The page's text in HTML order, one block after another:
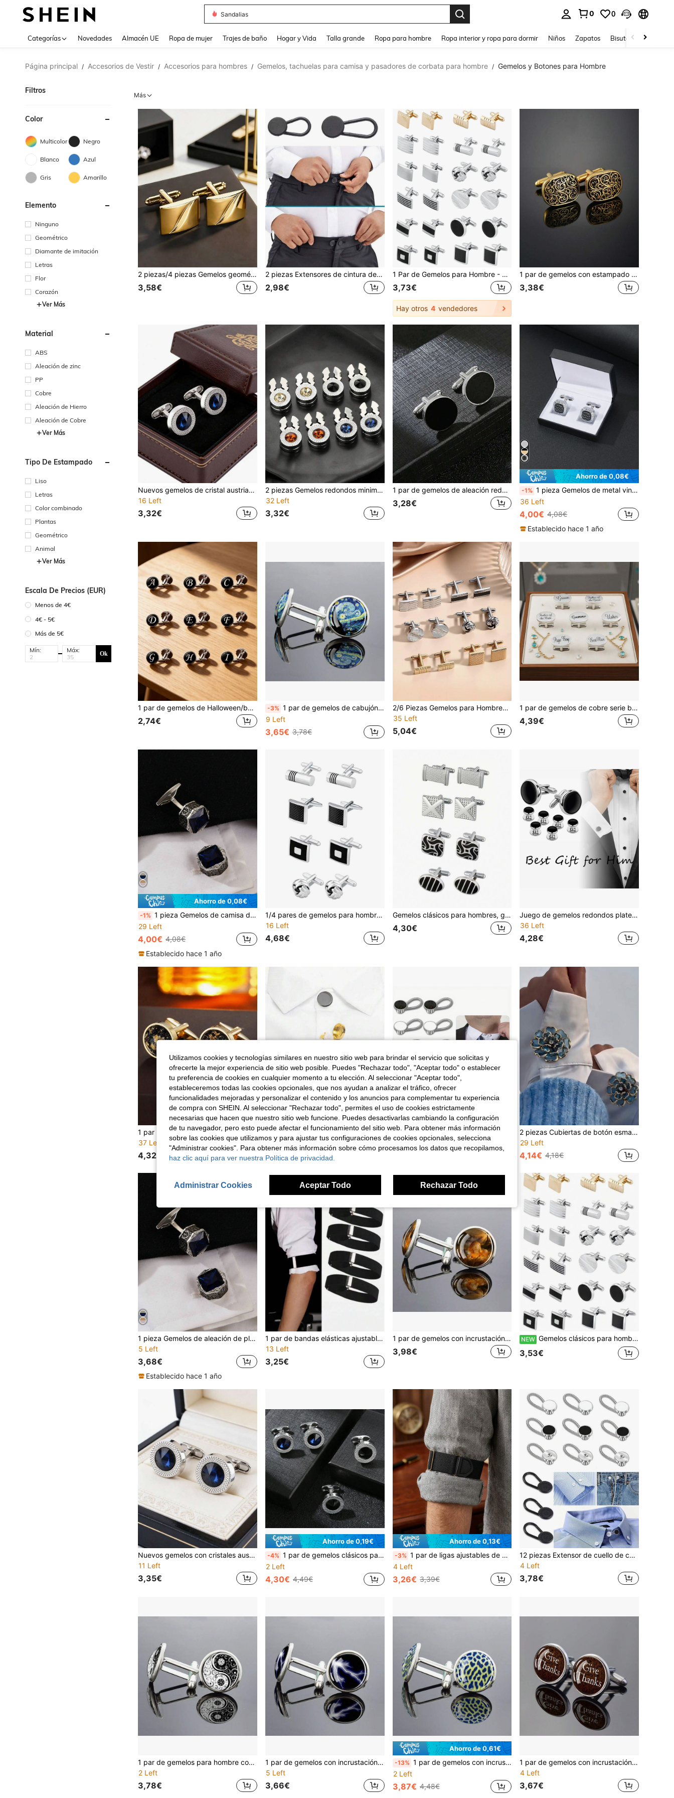
Tops
0 0
Categorías Novedades Almacén UE Ropa de mujer Trajes de baño Hogar y Vida Talla grande Ropa para hombre Ropa interior y ropa para dormir Niños Zapatos Bisutería Y
Página principal / Accesorios de Vestir / Accesorios para hombres / Gemelos, tachuelas para camisa y pasadores de corbata para hombre / Gemelos y Botones para Hombre
Filtros
Color
Multicolor Negro
Blanco Azul
Gris Amarillo
Elemento
Ninguno
Geométrico
Diamante de imitación
Letras
Flor
Corazón
Ver Más
Material
ABS
Aleación de zinc
PP
Cobre
Aleación de Hierro
Aleación de Cobre
Ver Más
Tipo De Estampado
Liso
Letras
Color combinado
Plantas
Geométrico
Animal
Ver Más
Escala De Precios (EUR)
Menos de 4€
4€ - 5€
Más de 5€
Mín: Máx: Ok
Más
2 piezas/4 piezas Gemelos geométricos brillantes de cobre, gemelos de camisa franceses de color oro y plata para hombres, adecuados para fiesta, compromiso, negocios, uso diario
3,58€
2 piezas Extensores de cintura de pantalón negro, Extensores de cintura ajustables multifuncionales de goma suave, regalo ideal para hombres, escolares, elegantes, casuales, de negocios y de temporada de bodas para el novio y los padrinos
2,98€
1 Par de Gemelos para Hombre - Diseños Clásicos en Tonos Plateado, Dorado y Negro a Rayas, Formas Circulares y Rectangulares. Gemelos para Camisa, Traje, Boda, Novio, Negocios y Regalo Elegante para Papá y Escuela
3,73€
Hay otros 4 vendedores
1 par de gemelos con estampado geométrico de moda, accesorio elegante como regalo para hombres en ocasiones escolares, casuales, de negocios y bodas, ideal para el novio y padrinos de boda
3,38€
Nuevos gemelos de cristal austriaco para hombres, diseño minimalista y hueco con giro, adecuados para bodas, fiestas, vacaciones y uso diario
16 Left
3,32€
2 piezas Gemelos redondos minimalistas con diseño de tortuga, gemelos redondos planos de negocios franceses para camisas de hombre
32 Left
3,32€
1 par de gemelos de aleación redondos esmaltados para hombres, de color negro elegante y casual, un regalo de temporada de boda perfecto para el novio y los padrinos
3,28€
Ahorro de 0,08€
-1% 1 pieza Gemelos de metal vintage plateados con diseño de rayas de ondas de agua redondas para fijar y decorar los puños de la camisa, adecuados para uso diario casual, escuela, negocios, bodas, regalo para el novio y padrinos
36 Left
4,00€ 4,08€
Establecido hace 1 año
1 par de gemelos de Halloween/boda para hombre con 26 letras del alfabeto inglés y piedras preciosas, accesorios de moda creativos para camisa francesa, gemelos de novio para temporada de bodas
2,74€
-3% 1 par de gemelos de cabujón de vidrio con la pintura famosa de Van Gogh La Noche Estrellada para traje y camisa de hombre
9 Left
3,65€ 3,78€
2/6 Piezas Gemelos para Hombres Plateados y Negros, Joyería de Acero Premium, Conjunto Elegante y Sofisticado Ideal para Boda, Fiesta, Ceremonia
35 Left
5,04€
1 par de gemelos de cobre serie boda para novio, novia, suegro, suegra y primos con nombre, gemelos franceses para camisa
4,39€
Ahorro de 0,08€
-1% 1 pieza Gemelos de camisa de aleación de plata con zafiro azul profundo para hombres, desmontables y fijables, adecuados para fiestas, ocasiones formales, escuela, elegantes, negocios casuales y como regalo de boda para el novio y padrinos
29 Left
4,00€ 4,08€
Establecido hace 1 año
1/4 pares de gemelos para hombre, gemelos de tono clásico, gemelos plateados con rayas negras, gemelos de disco, cuadrados y rectangulares, gemelos para camisa y traje de hombre
16 Left
4,68€
Gemelos clásicos para hombres, gemelos de disco cuadrado rectangular a rayas plateadas para camisas, trajes, joyería o accesorios de hombre para boda, novio, negocios, regalo elegante
4,30€
Juego de gemelos redondos plateados negros y botones de camisa de vestir para hombre, joyería formal para bodas y negocios, regalo para él
36 Left
4,28€
1 par de gemelos redondos de lujo con cielo estrellado en lámina dorada y negro, gemelos de camisa francesa chapados en oro para hombres, accesorios elegantes para negocios, bodas y eventos formales
37 Left
4,32€
Ahorro de 0,12€
-2% 2/10 piezas Base decorativa de hebilla con botón a presión portátil para camisa y gemelos, DIY
4,20€ 4,32€
11 Left
2 piezas Cubiertas de botón esmaltadas con flor azul, botones de puño desmontables con clip, adornos elegantes de flores para camisas, botones removibles sin coser para blusas, accesorios de joyería de moda para mujeres
29 Left
4,14€ 4,18€
1 pieza Gemelos de aleación de plata con piedra preciosa azul profundo para hombres, accesorios desmontables para puños de camisa adecuados para fiestas y reuniones
5 Left
3,68€
Establecido hace 1 año
1 par de bandas elásticas ajustables para brazos, sujetador de mangas de camisa antideslizante, accesorios de ropa para mujer y hombre, para fiestas y bodas
13 Left
3,25€
1 par de gemelos con incrustación de vidrio, diseño artístico de escena de huevo, elegante accesorio de moda para hombre, regalo, forma redonda clásica, estilo sofisticado
3,98€
NEW Gemelos clásicos para hombres, adecuados para camisas, trajes y otras ocasiones, regalo elegante para bodas, novios, ocasiones de negocios, Día del Padre y también ideal para la escuela
3,53€
Nuevos gemelos con cristales austriacos de rinoceronte incrustados, diseño minimalista hueco retorcido, adecuados para bodas, fiestas, vacaciones y uso diario
11 Left
3,35€
Ahorro de 0,19€
-4% 1 par de gemelos clásicos para hombre con marco texturizado plateado y cristal, redondos con lentejuelas azules y negras, set de lujo decorativo adecuado para negocios, bodas, fiestas y regalos de aniversario
2 Left
4,30€ 4,49€
Ahorro de 0,13€
-3% 1 par de ligas ajustables de nailon elástico unisex, bandas para el brazo antideslizantes para negocios, sujetadores de puños franceses, correas para mangas de camarero
4 Left
3,26€ 3,39€
12 piezas Extensor de cuello de camisa para hombres, extensor de botón elástico adecuado para camisas de vestir, corbatas y camisas de vestir para hombres, extensor de cuello de media talla, botones de novedad para hombres, extensor de puño
4 Left
3,78€
1 par de gemelos para hombre con patrón Bagua Yin Yang Tai Chi, redondos de metal, para camisa de vestir, accesorios de traje para negocios y boda, regalo
2 Left
3,78€
1 par de gemelos con incrustación de vidrio, diseño de tormenta de rayos, joyería formal para hombre, regalo elegante, accesorio decorativo para camisa con parte superior redonda
5 Left
3,66€
Ahorro de 0,61€
-13% 1 par de gemelos con incrustación de vidrio, patrón de estampado animal, joyería formal para hombres, regalo para boda y uso empresarial, accesorios elegantes
2 Left
3,87€ 4,48€
1 par de gemelos con incrustación de vidrio, diseño inspirador "Give Thanks", regalo formal para hombre, gemelos decorativos redondos elegantes para camisa de vestir
4 Left
3,67€
Utilizamos cookies y tecnologías similares en nuestro sitio web para brindar el servicio que solicitas y
ofrecerte la mejor experiencia de sitio web posible. Puedes "Rechazar todo", "Aceptar todo" o establecer
tu preferencia de cookies en cualquier momento a tu elección. Al seleccionar "Aceptar todo",
estableceremos todas las cookies opcionales, que nos ayudan a analizar el tráfico, ofrecer
funcionalidades mejoradas y personalizar el contenido y los anuncios para complementar tu experiencia
de compra con SHEIN. Al seleccionar "Rechazar todo", permites el uso de cookies estrictamente
necesarias que hacen que nuestro sitio web funcione. Puedes desactivarlas cambiando la configuración
de tu navegador, pero esto puede afectar el funcionamiento del sitio web. Para obtener más información
sobre las cookies que utilizamos y para ajustar tus configuraciones de cookies opcionales, selecciona
"Administrar cookies". Para obtener más información sobre cómo procesamos los datos que recopilamos,
haz clic aquí para ver nuestra Política de privacidad.
Administrar Cookies Aceptar Todo Rechazar Todo